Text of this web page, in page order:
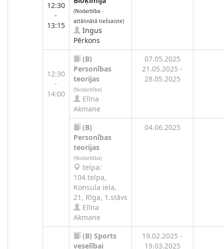
12:30
-
13:15
(Nodarbība -
attālinātā tiešsaiste)
Ingus
Pērkons
12:30
-
14:00
(B)
Personības
teorijas
(Nodarbība)
Elīna
Akmane
07.05.2025
21.05.2025 -
28.05.2025
(B)
Personības
teorijas
(Nodarbība)
telpa:
104.telpa,
Konsula iela,
21, Rīga, 1.stāvs
Elīna
Akmane
04.06.2025
(B) Sports
veselībai
19.02.2025 -
19.03.2025